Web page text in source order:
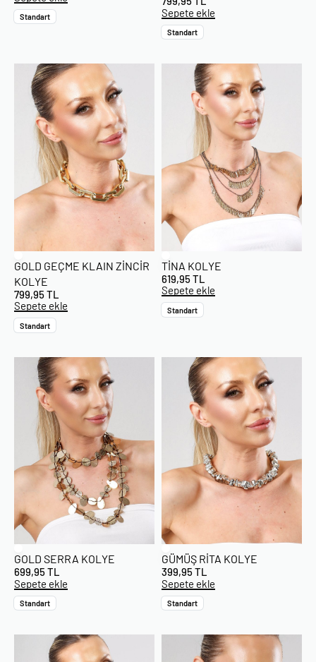
Standart
Sepete ekle
Standart
GOLD GEÇME KLAIN ZINCIR
KOLYE
799,95TL
Sepete ekle
Standart
TINA KOLYE
619,95TL
Sepete ekle
Standart
GOLD SERRA KOLYE
699,95TL
Sepete ekle
Standart
GÜMÜŞ RITA KOLYE
399,95TL
Sepete ekle
Standart